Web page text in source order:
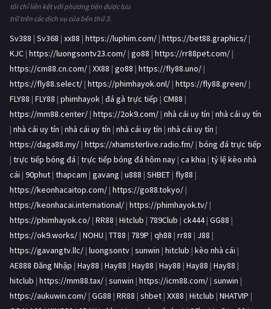
tôi chỉ liên kết với phương tiện được lưu
trữ trên các dịch vụ của bên thứ 3.
Sv388 | Sv368 | xx88 | https://luphim.com/ | https://bet88.graphics/ |
KJC | https://luongsontv23.com/ | go88 | https://rr88pet.com/ |
https://cm88.cn.com/ | XX88 | go88 | https://fly88.uno/ |
https://fly88.select/ | https://phimhayok.onl/ | https://fly88.green/ |
FLY88 | FLY88 | phimhayok | đá gà trực tiếp | CM88 |
https://mm88.center/ | https://2ok9.com/ | nhà cái uy tín | nhà cái uy tín
| nhà cái uy tín | nhà cái uy tín | nhà cái uy tín | nhà cái uy tín |
https://daga88.my/ | https://xhamsterlive.radio.fm/ | bóng đá trực tiếp
| trực tiếp bóng đá | trực tiếp bóng đá hôm nay | ca khia | tỷ lệ kèo nhà
cái | 90phut | thapcam | gavang | u888 | SHBET | fly88 |
https://keonhacaitop.com/ | https://go88.tokyo/ |
https://keonhacai.international/ | https://phimhayok.tv/ |
https://phimhayok.co/ | RR88 | Hitclub | 789Club | ck444| GG88 |
https://ok9.works/ | NOHU | TT88 | 789P | qh88 | rr88 | J88 |
https://gavangtv.llc/ | luongsontv | sunwin | hitclub | kèo nhà cái |
AE888 Đăng Nhập | Hay88 | Hay88 | Hay88 | Hay88 | Hay88 | Hay88 |
hitclub | https://mm88.tax/ | sunwin | https://icm88.com/ | sunwin |
https://aukuwin.com/ | GG88 | RR88 | shbet | XX88 | Hitclub | NHATVIP |